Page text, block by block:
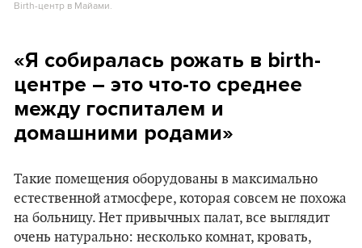
Birth-центр в Майами.
«Я собиралась рожать в birth-
центре – это что-то среднее
между госпиталем и
домашними родами»
Такие помещения оборудованы в максимально
естественной атмосфере, которая совсем не похожа
на больницу. Нет привычных палат, все выглядит
очень натурально: несколько комнат, кровать,